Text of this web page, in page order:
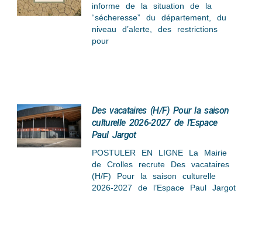
informe de la situation de la
“sécheresse” du département, du
niveau d’alerte, des restrictions
pour
Des vacataires (H/F) Pour la saison
culturelle 2026-2027 de l’Espace
Paul Jargot
POSTULER EN LIGNE La Mairie
de Crolles recrute Des vacataires
(H/F) Pour la saison culturelle
2026-2027 de l’Espace Paul Jargot